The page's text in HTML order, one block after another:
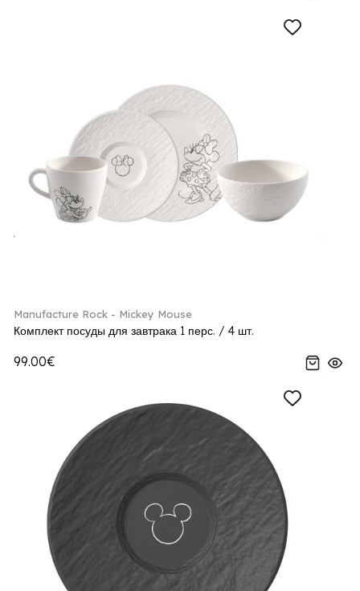
Manufacture Rock - Mickey Mouse
Комплект посуды для завтрака 1 перс. / 4 шт.
99.00€